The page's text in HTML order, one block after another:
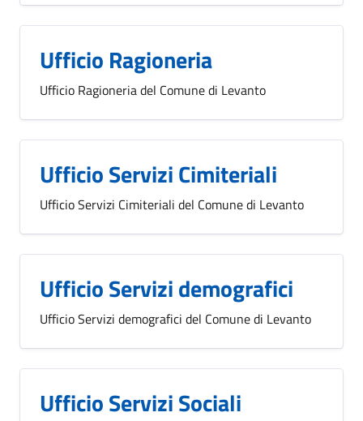
Ufficio Ragioneria
Ufficio Ragioneria del Comune di Levanto
Ufficio Servizi Cimiteriali
Ufficio Servizi Cimiteriali del Comune di Levanto
Ufficio Servizi demografici
Ufficio Servizi demografici del Comune di Levanto
Ufficio Servizi Sociali